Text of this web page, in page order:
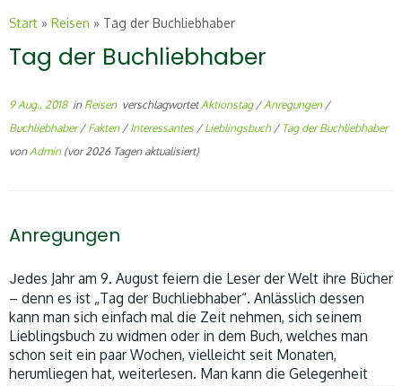
Start » Reisen » Tag der Buchliebhaber
Tag der Buchliebhaber
9 Aug., 2018in Reisen verschlagwortetAktionstag / Anregungen /
Buchliebhaber/ Fakten / Interessantes / Lieblingsbuch / Tag der Buchliebhaber
von Admin(vor 2026 Tagen aktualisiert)
Anregungen
Jedes Jahr am 9. August feiern die Leser der Welt ihre Bücher
– denn es ist „Tag der Buchliebhaber“. Anlässlich dessen
kann man sich einfach mal die Zeit nehmen, sich seinem
Lieblingsbuch zu widmen oder in dem Buch, welches man
schon seit ein paar Wochen, vielleicht seit Monaten,
herumliegen hat, weiterlesen. Man kann die Gelegenheit